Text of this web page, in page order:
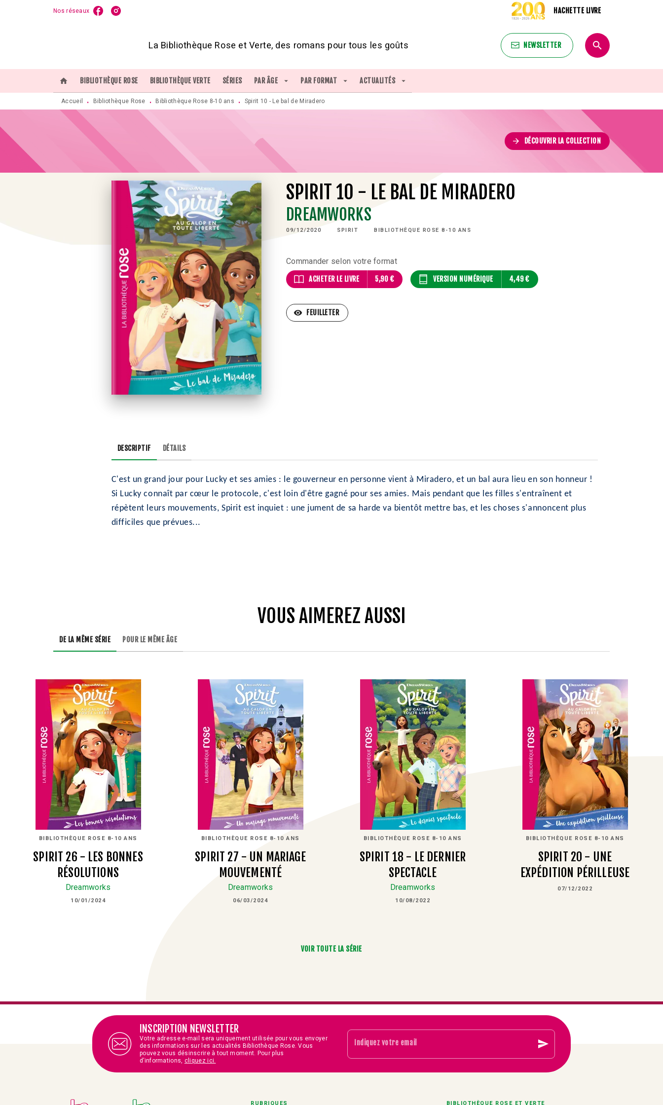
RECHERCHE
Nos réseaux HACHETTE LIVRE
La Bibliothèque Rose et Verte, des romans pour tous les goûts NEWSLETTER search
home BIBLIOTHÈQUE ROSE BIBLIOTHÈQUE VERTE SÉRIES PAR ÂGE arrow_drop_down PAR FORMAT arrow_drop_down ACTUALITÉS arrow_drop_down
search
Accueil • Bibliothèque Rose • Bibliothèque Rose 8-10 ans • Spirit 10 - Le bal de Miradero
arrow_forward DÉCOUVRIR LA COLLECTION
SPIRIT 10 - LE BAL DE MIRADERO
DREAMWORKS
09/12/2020 SPIRIT BIBLIOTHÈQUE ROSE 8-10 ANS
Commander selon votre format
ACHETER LE LIVRE 5,90 € VERSION NUMÉRIQUE 4,49 €
visibility FEUILLETER
DESCRIPTIF DÉTAILS
C'est un grand jour pour Lucky et ses amies : le gouverneur en personne vient à Miradero, et un bal aura lieu en son honneur !
Si Lucky connaît par cœur le protocole, c'est loin d'être gagné pour ses amies. Mais pendant que les filles s'entraînent et
répètent leurs mouvements, Spirit est inquiet : une jument de sa harde va bientôt mettre bas, et les choses s'annoncent plus
difficiles que prévues...
VOUS AIMEREZ AUSSI
DE LA MÊME SÉRIE POUR LE MÊME ÂGE
BIBLIOTHÈQUE ROSE 8-10 ANS
SPIRIT 26 - LES BONNES
RÉSOLUTIONS
Dreamworks
10/01/2024
BIBLIOTHÈQUE ROSE 8-10 ANS
SPIRIT 27 - UN MARIAGE
MOUVEMENTÉ
Dreamworks
06/03/2024
BIBLIOTHÈQUE ROSE 8-10 ANS
SPIRIT 18 - LE DERNIER
SPECTACLE
Dreamworks
10/08/2022
BIBLIOTHÈQUE ROSE 8-10 ANS
SPIRIT 20 - UNE
EXPÉDITION PÉRILLEUSE
07/12/2022
VOIR TOUTE LA SÉRIE
INSCRIPTION NEWSLETTER
Votre adresse e-mail sera uniquement utilisée pour vous envoyer
des informations sur les actualités Bibliothèque Rose. Vous
pouvez vous désinscrire à tout moment. Pour plus
d’informations, cliquez ici.
Indiquez votre email send
RUBRIQUES BIBLIOTHÈQUE ROSE ET VERTE